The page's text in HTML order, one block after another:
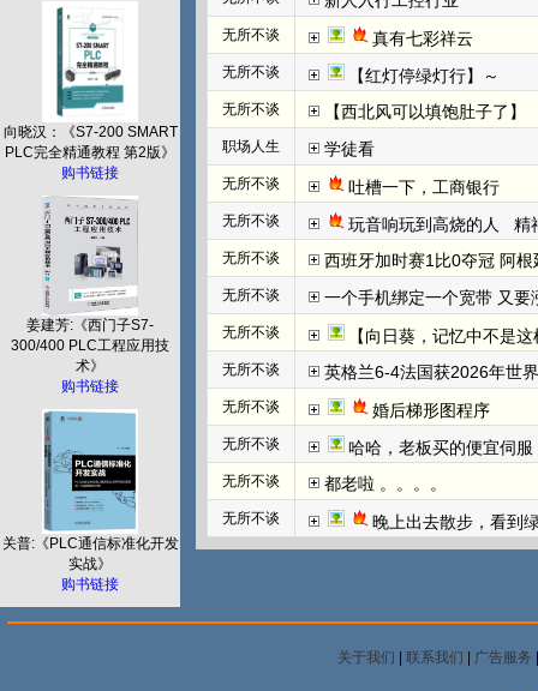
向晓汉：《S7-200 SMART
PLC完全精通教程 第2版》
购书链接
姜建芳:《西门子S7-
300/400 PLC工程应用技
术》
购书链接
关普:《PLC通信标准化开发
实战》
购书链接
无所不谈 真有七彩祥云
无所不谈 【红灯停绿灯行】～
无所不谈 【西北风可以填饱肚子了】
职场人生 学徒看
无所不谈 吐槽一下，工商银行
无所不谈 玩音响玩到高烧的人   精
无所不谈 西班牙加时赛1比0夺冠 阿
无所不谈 一个手机绑定一个宽带 又要
无所不谈 【向日葵，记忆中不是
无所不谈 英格兰6-4法国获2026年世
无所不谈 婚后梯形图程序
无所不谈 哈哈，老板买的便宜伺
无所不谈 都老啦 。。。。
无所不谈 晚上出去散步，看到
关于我们 | 联系我们 | 广告服务